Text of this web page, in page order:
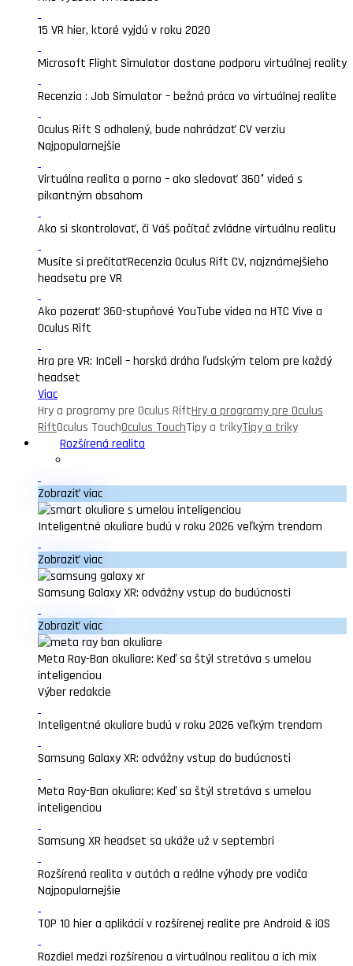
15 VR hier, ktoré vyjdú v roku 2020
Microsoft Flight Simulator dostane podporu virtuálnej reality
Recenzia : Job Simulator – bežná práca vo virtuálnej realite
Oculus Rift S odhalený, bude nahrádzať CV verziu
Najpopularnejšie
Virtuálna realita a porno – ako sledovať 360° videá s
pikantným obsahom
Ako si skontrolovať, či Váš počítač zvládne virtuálnu realitu
Musíte si prečítaťRecenzia Oculus Rift CV, najznámejšieho
headsetu pre VR
Ako pozerať 360-stupňové YouTube videa na HTC Vive a
Oculus Rift
Hra pre VR: InCell – horská dráha ľudským telom pre každý
headset
Viac
Hry a programy pre Oculus RiftHry a programy pre Oculus
RiftOculus TouchOculus TouchTipy a trikyTipy a triky
Rozšírená realita
Zobraziť viac
Inteligentné okuliare budú v roku 2026 veľkým trendom
Zobraziť viac
Samsung Galaxy XR: odvážny vstup do budúcnosti
Zobraziť viac
Meta Ray-Ban okuliare: Keď sa štýl stretáva s umelou
inteligenciou
Výber redakcie
Inteligentné okuliare budú v roku 2026 veľkým trendom
Samsung Galaxy XR: odvážny vstup do budúcnosti
Meta Ray-Ban okuliare: Keď sa štýl stretáva s umelou
inteligenciou
Samsung XR headset sa ukáže už v septembri
Rozšírená realita v autách a reálne výhody pre vodiča
Najpopularnejšie
TOP 10 hier a aplikácií v rozšírenej realite pre Android & iOS
Rozdiel medzi rozšírenou a virtuálnou realitou a ich mix